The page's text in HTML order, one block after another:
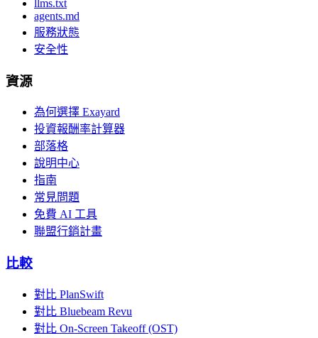
llms.txt
agents.md
服務狀態
安全性
資源
為何選擇 Exayard
投資報酬率計算器
部落格
說明中心
指南
常見問題
免費 AI 工具
聯盟行銷計畫
比較
對比 PlanSwift
對比 Bluebeam Revu
對比 On-Screen Takeoff (OST)